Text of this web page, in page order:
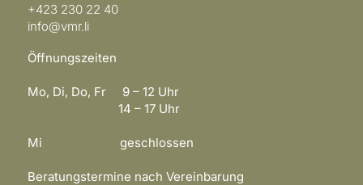
+423 230 22 40
info@vmr.li
Öffnungszeiten
Mo, Di, Do, Fr 9 – 12 Uhr
14 – 17 Uhr
Mi geschlossen
Beratungstermine nach Vereinbarung